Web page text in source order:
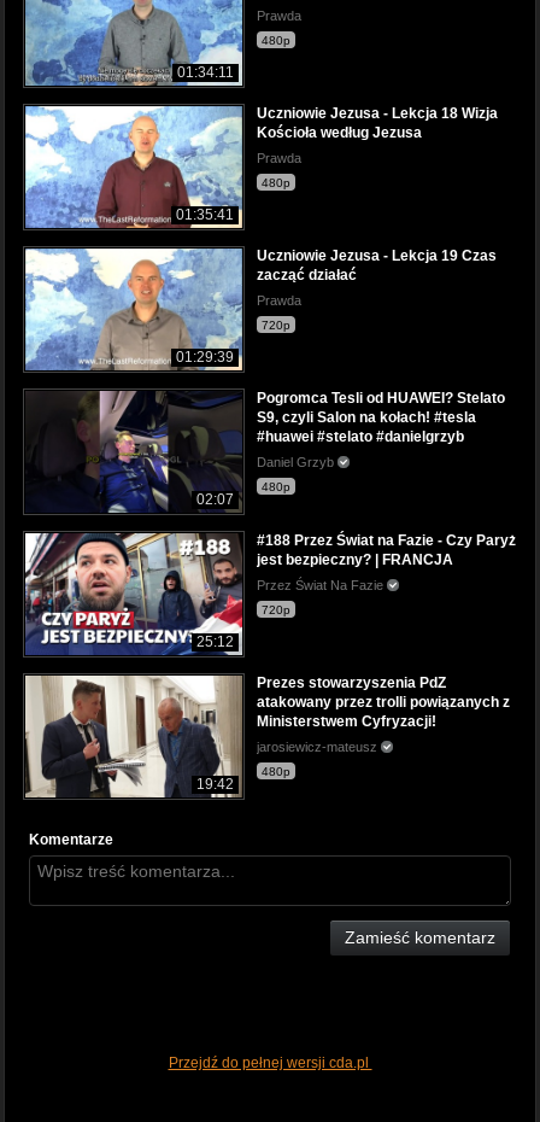
01:34:11
Prawda
480p
01:35:41
Uczniowie Jezusa - Lekcja 18 Wizja
Kościoła według Jezusa
Prawda
480p
01:29:39
Uczniowie Jezusa - Lekcja 19 Czas
zacząć działać
Prawda
720p
02:07
Pogromca Tesli od HUAWEI? Stelato
S9, czyli Salon na kołach! #tesla
#huawei #stelato #danielgrzyb
Daniel Grzyb
480p
25:12
#188 Przez Świat na Fazie - Czy Paryż
jest bezpieczny? | FRANCJA
Przez Świat Na Fazie
720p
19:42
Prezes stowarzyszenia PdZ
atakowany przez trolli powiązanych z
Ministerstwem Cyfryzacji!
jarosiewicz-mateusz
480p
Komentarze
Zamieść komentarz
Przejdź do pełnej wersji cda.pl